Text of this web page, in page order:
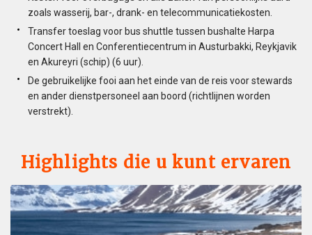
zoals wasserij, bar-, drank- en telecommunicatiekosten.
Transfer toeslag voor bus shuttle tussen bushalte Harpa
Concert Hall en Conferentiecentrum in Austurbakki, Reykjavik
en Akureyri (schip) (6 uur).
De gebruikelijke fooi aan het einde van de reis voor stewards
en ander dienstpersoneel aan boord (richtlijnen worden
verstrekt).
Highlights die u kunt ervaren